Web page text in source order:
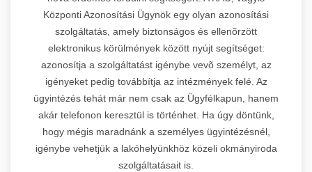
Központi Azonosítási Ügynök egy olyan azonosítási
szolgáltatás, amely biztonságos és ellenõrzött
elektronikus körülmények között nyújt segítséget:
azonosítja a szolgáltatást igénybe vevõ személyt, az
igényeket pedig továbbítja az intézmények felé. Az
ügyintézés tehát már nem csak az Ügyfélkapun, hanem
akár telefonon keresztül is történhet. Ha úgy döntünk,
hogy mégis maradnánk a személyes ügyintézésnél,
igénybe vehetjük a lakóhelyünkhöz közeli okmányiroda
szolgáltatásait is.